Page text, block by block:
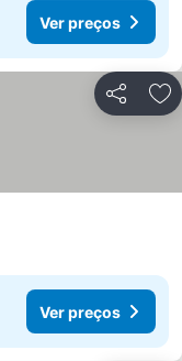
Ver preços
Partilhar
Ver preços